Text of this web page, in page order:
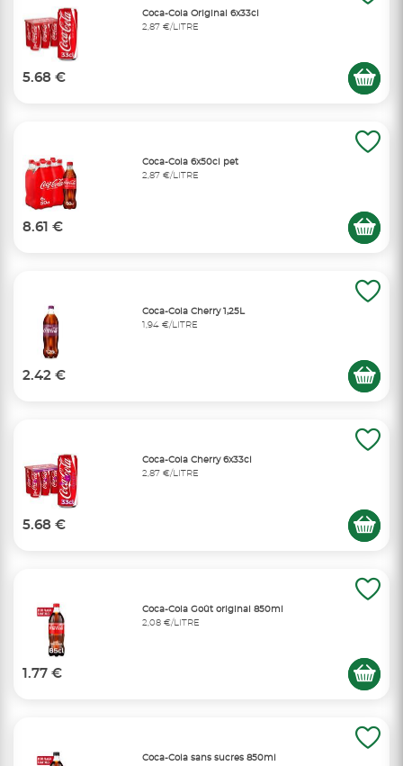
Coca-Cola Original 6x33cl
2,87 €/LITRE
5.68 €
Coca-Cola 6x50cl pet
2,87 €/LITRE
8.61 €
Coca-Cola Cherry 1,25L
1,94 €/LITRE
2.42 €
Coca-Cola Cherry 6x33cl
2,87 €/LITRE
5.68 €
Coca-Cola Goût original 850ml
2,08 €/LITRE
1.77 €
Coca-Cola sans sucres 850ml